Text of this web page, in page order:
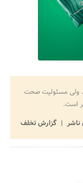
ولی مسئولیت صحت
است.
ناشر
گزارش تخلف